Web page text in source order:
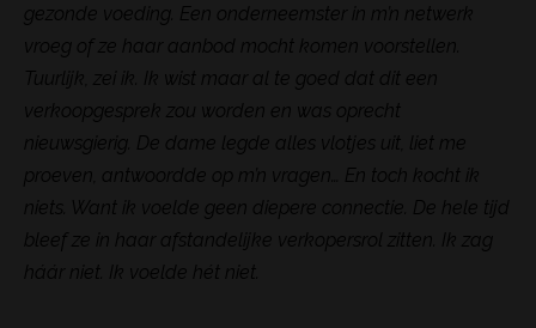
gezonde voeding. Een onderneemster in m’n netwerk
vroeg of ze haar aanbod mocht komen voorstellen.
Tuurlijk, zei ik. Ik wist maar al te goed dat dit een
verkoopgesprek zou worden en was oprecht
nieuwsgierig. De dame legde alles vlotjes uit, liet me
proeven, antwoordde op m’n vragen… En toch kocht ik
niets. Want ik voelde geen diepere connectie. De hele tijd
bleef ze in haar afstandelijke verkopersrol zitten. Ik zag
háár niet. Ik voelde hét niet.